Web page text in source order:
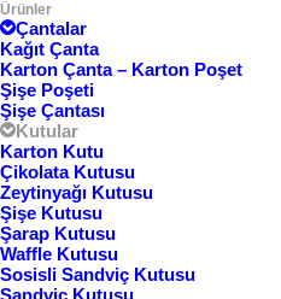
Ürünler
Çantalar
Kağıt Çanta
Karton Çanta – Karton Poşet
Şişe Poşeti
Şişe Çantası
Kutular
Karton Kutu
Çikolata Kutusu
Zeytinyağı Kutusu
Şişe Kutusu
Şarap Kutusu
Waffle Kutusu
Sosisli Sandviç Kutusu
Sandviç Kutusu
Ana Sayfa Hamburger